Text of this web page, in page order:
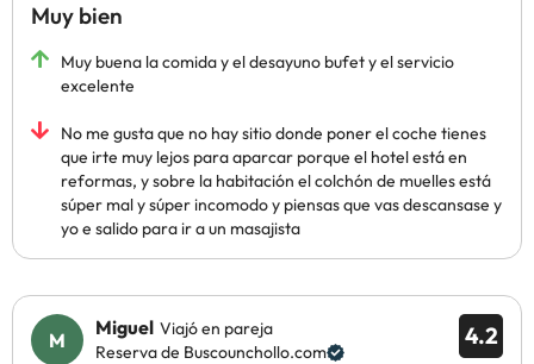
Muy bien
Muy buena la comida y el desayuno bufet y el servicio
excelente
No me gusta que no hay sitio donde poner el coche tienes
que irte muy lejos para aparcar porque el hotel está en
reformas, y sobre la habitación el colchón de muelles está
súper mal y súper incomodo y piensas que vas descansase y
yo e salido para ir a un masajista
4.2
Miguel Viajó en pareja
Reserva de Buscounchollo.com